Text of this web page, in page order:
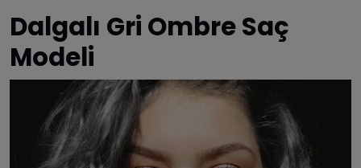
Dalgalı Gri Ombre Saç
Modeli